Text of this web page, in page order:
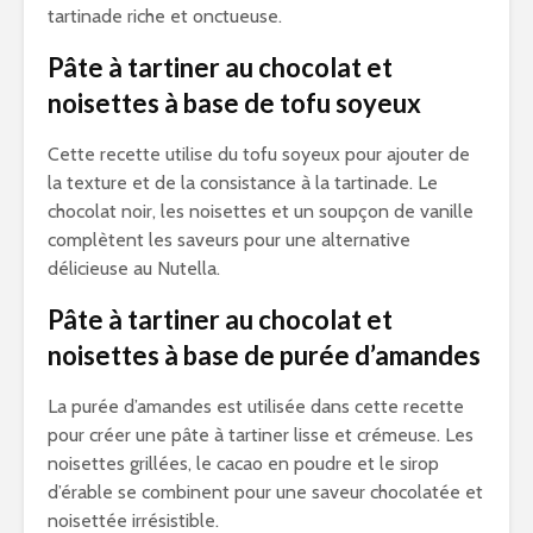
tartinade riche et onctueuse.
Pâte à tartiner au chocolat et
noisettes à base de tofu soyeux
Cette recette utilise du tofu soyeux pour ajouter de
la texture et de la consistance à la tartinade. Le
chocolat noir, les noisettes et un soupçon de vanille
complètent les saveurs pour une alternative
délicieuse au Nutella.
Pâte à tartiner au chocolat et
noisettes à base de purée d’amandes
La purée d’amandes est utilisée dans cette recette
pour créer une pâte à tartiner lisse et crémeuse. Les
noisettes grillées, le cacao en poudre et le sirop
d’érable se combinent pour une saveur chocolatée et
noisettée irrésistible.